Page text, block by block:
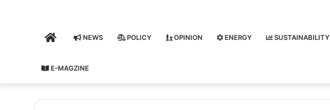
HOME NEWS POLICY OPINION ENERGY SUSTAINABILITY
E-MAGZINE